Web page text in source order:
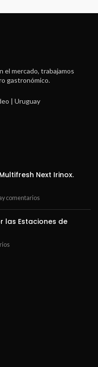
el mercado, trabajamos
gastronómico.
| Uruguay
Next Irinox.
comentarios
las Estaciones de